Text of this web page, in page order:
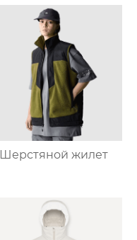
Шерстяной жилет